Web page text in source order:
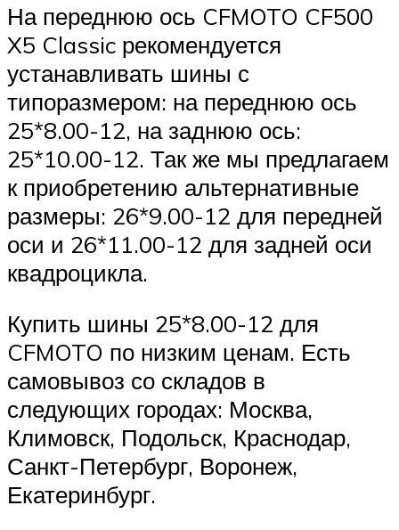
На переднюю ось CFMOTO CF500
X5 Classic рекомендуется
устанавливать шины с
типоразмером: на переднюю ось
25*8.00-12, на заднюю ось:
25*10.00-12. Так же мы предлагаем
к приобретению альтернативные
размеры: 26*9.00-12 для передней
оси и 26*11.00-12 для задней оси
квадроцикла.
Купить шины 25*8.00-12 для
CFMOTO по низким ценам. Есть
самовывоз со складов в
следующих городах: Москва,
Климовск, Подольск, Краснодар,
Санкт-Петербург, Воронеж,
Екатеринбург.